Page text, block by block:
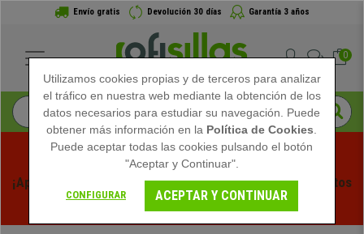
Envío gratis Devolución 30 días Garantía 3 años
0
¡Aprovecha las Rebajas de Verano en Ofisillas! Descuentos
Exclusivos por Tiempo Limitado - Ver Promo
Utilizamos cookies propias y de terceros para analizar
el tráfico en nuestra web mediante la obtención de los
datos necesarios para estudiar su navegación. Puede
obtener más información en la Política de Cookies
Puede aceptar todas las cookies pulsando el botón
"Aceptar y Continuar".
CONFIGURAR ACEPTAR Y CONTINUAR